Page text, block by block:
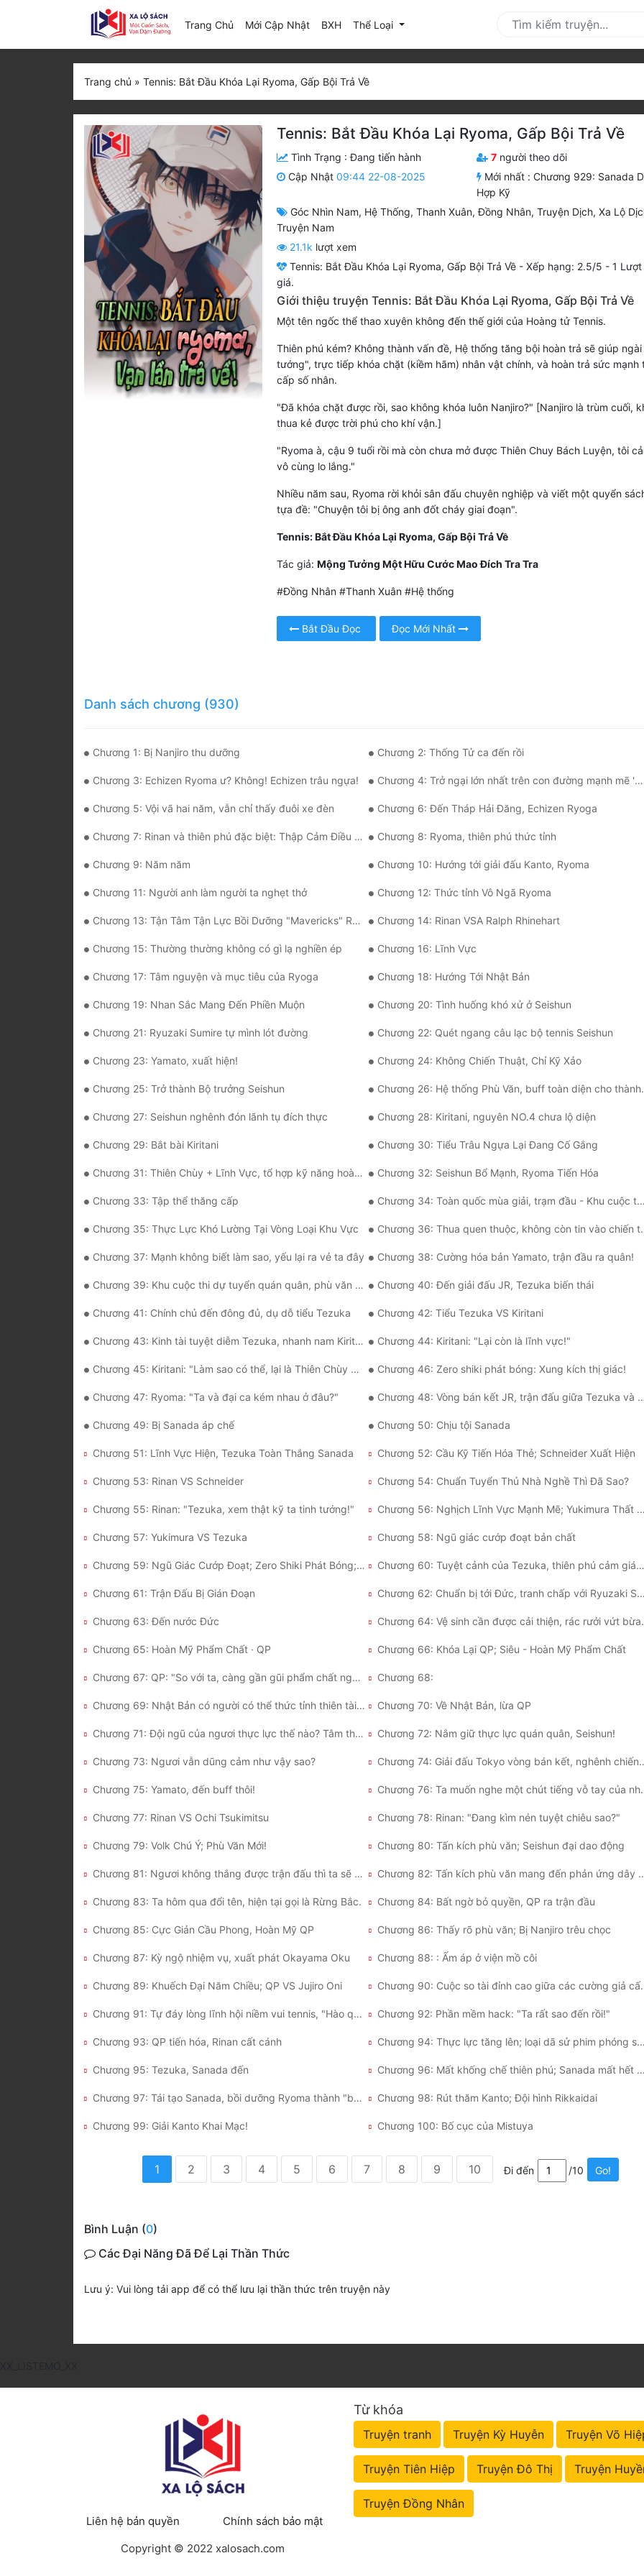
Trang Chủ Mới Cập Nhật(current)
BXH Thể Loại
Trang chủ » Tennis: Bắt Đầu Khóa Lại Ryoma, Gấp Bội Trả Về
Tennis: Bắt Đầu Khóa Lại Ryoma, Gấp Bội Trả Về
Tình Trạng :Đang tiến hành 7 người theo dõi
Cập Nhật 09:44 22-08-2025 Mới nhất :Chương 929: Sanada
Hợp Kỹ
Góc Nhìn Nam, Hệ Thống, Thanh Xuân,Đồng Nhân, Truyện Dịch, Xa Lộ
Truyện Nam
21.1k lượt xem
Tennis: Bắt Đầu Khóa Lại Ryoma, Gấp Bội Trả Về - Xếp hạng: 2.5/5 - 1 Lượt
giá.
Giới thiệu truyện Tennis: Bắt Đầu Khóa Lại Ryoma, Gấp Bội Trả Về
Một tên ngốc thể thao xuyên không đến thế giới của Hoàng tử Tennis.
Thiên phú kém? Không thành vấn đề, Hệ thống tăng bội hoàn trả sẽ giúp
tướng", trực tiếp khóa chặt (kiềm hãm) nhân vật chính, và hoàn trả sức mạnh
cấp số nhân.
"Đã khóa chặt được rồi, sao không khóa luôn Nanjiro?" [Nanjiro là trùm cuối,
thua kẻ được trời phú cho khí vận.]
"Ryoma à, cậu 9 tuổi rồi mà còn chưa mở được Thiên Chuy Bách Luyện, tôi
vô cùng lo lắng."
Nhiều năm sau, Ryoma rời khỏi sân đấu chuyên nghiệp và viết một quyển
tựa đề: "Chuyện tôi bị ông anh đốt cháy giai đoạn".
Tennis: Bắt Đầu Khóa Lại Ryoma, Gấp Bội Trả Về
Tác giả: Mộng Tưởng Một Hữu Cước Mao Đích Tra Tra
#Đồng Nhân #Thanh Xuân #Hệ thống
Bắt Đầu Đọc Đọc Mới Nhất
Danh sách chương (930)
Chương 1: Bị Nanjiro thu dưỡng Chương 2: Thống Tử ca đến rồi
Chương 3: Echizen Ryoma ư? Không! Echizen trâu ngựa! Chương 4: Trở ngại lớn nhất trên con đường mạnh mẽ 'Nanjiro'
Chương 5: Vội vã hai năm, vẫn chỉ thấy đuôi xe đèn Chương 6: Đến Tháp Hải Đăng, Echizen Ryoga
Chương 7: Rinan và thiên phú đặc biệt: Thập Cảm Điều Khiển Chương 8: Ryoma, thiên phú thức tỉnh
Chương 9: Năm năm Chương 10: Hướng tới giải đấu Kanto, Ryoma
Chương 11: Người anh làm người ta nghẹt thở Chương 12: Thức tỉnh Vô Ngã Ryoma
Chương 13: Tận Tâm Tận Lực Bồi Dưỡng "Mavericks" Ryoma Chương 14: Rinan VSA Ralph Rhinehart
Chương 15: Thường thường không có gì lạ nghiền ép Chương 16: Lĩnh Vực
Chương 17: Tâm nguyện và mục tiêu của Ryoga Chương 18: Hướng Tới Nhật Bản
Chương 19: Nhan Sắc Mang Đến Phiền Muộn Chương 20: Tình huống khó xử ở Seishun
Chương 21: Ryuzaki Sumire tự mình lót đường Chương 22: Quét ngang câu lạc bộ tennis Seishun
Chương 23: Yamato, xuất hiện! Chương 24: Không Chiến Thuật, Chỉ Kỹ Xảo
Chương 25: Trở thành Bộ trưởng Seishun Chương 26: Hệ thống Phù Văn, buff toàn diện cho thành viên!
Chương 27: Seishun nghênh đón lãnh tụ đích thực Chương 28: Kiritani, nguyên NO.4 chưa lộ diện
Chương 29: Bắt bài Kiritani Chương 30: Tiểu Trâu Ngựa Lại Đang Cố Gắng
Chương 31: Thiên Chùy + Lĩnh Vực, tổ hợp kỹ năng hoàn mỹ nhất Chương 32: Seishun Bổ Mạnh, Ryoma Tiến Hóa
Chương 33: Tập thể thăng cấp Chương 34: Toàn quốc mùa giải, trạm đầu - Khu cuộc thi dự tuyển
Chương 35: Thực Lực Khó Lường Tại Vòng Loại Khu Vực Chương 36: Thua quen thuộc, không còn tin vào chiến thắng
Chương 37: Mạnh không biết làm sao, yếu lại ra vẻ ta đây Chương 38: Cường hóa bản Yamato, trận đầu ra quân!
Chương 39: Khu cuộc thi dự tuyển quán quân, phù văn phản kích Chương 40: Đến giải đấu JR, Tezuka biến thái
Chương 41: Chính chủ đến đông đủ, dụ dỗ tiểu Tezuka Chương 42: Tiểu Tezuka VS Kiritani
Chương 43: Kinh tài tuyệt diễm Tezuka, nhanh nam Kiritani Chương 44: Kiritani: "Lại còn là lĩnh vực!"
Chương 45: Kiritani: "Làm sao có thể, lại là Thiên Chùy phối hợp với Lĩnh Vực!" Chương 46: Zero shiki phát bóng: Xung kích thị giác!
Chương 47: Ryoma: "Ta và đại ca kém nhau ở đâu?" Chương 48: Vòng bán kết JR, trận đấu giữa Tezuka và Sanada
Chương 49: Bị Sanada áp chế Chương 50: Chịu tội Sanada
Chương 51: Lĩnh Vực Hiện, Tezuka Toàn Thắng Sanada Chương 52: Cầu Kỹ Tiến Hóa Thẻ; Schneider Xuất Hiện
Chương 53: Rinan VS Schneider Chương 54: Chuẩn Tuyển Thủ Nhà Nghề Thì Đã Sao?
Chương 55: Rinan: "Tezuka, xem thật kỹ ta tinh tướng!" Chương 56: Nghịch Lĩnh Vực Mạnh Mẽ; Yukimura Thất Vọng
Chương 57: Yukimura VS Tezuka Chương 58: Ngũ giác cướp đoạt bản chất
Chương 59: Ngũ Giác Cướp Đoạt; Zero Shiki Phát Bóng; Sanada Phẫn Nộ Chương 60: Tuyệt cảnh của Tezuka, thiên phú cảm giác bóng
Chương 61: Trận Đấu Bị Gián Đoạn Chương 62: Chuẩn bị tới Đức, tranh chấp với Ryuzaki Sumire
Chương 63: Đến nước Đức Chương 64:
Chương 65: Hoàn Mỹ Phẩm Chất · QP Chương 66: Khóa Lại QP; Siêu - Hoàn Mỹ Phẩm Chất
Chương 67: QP: "So với ta, càng gần gũi phẩm chất người cuối cùng?" Chương 68:
Chương 69: Nhật Bản có người có thể thức tỉnh thiên tài Aichi Cương Nghị Chương 70: Về Nhật Bản, lừa QP
Chương 71: Đội ngũ của ngươi thực lực thế nào? Tâm thái rất tốt! Chương 72: Nắm giữ thực lực quán quân, Seishun!
Chương 73: Ngươi vẫn dũng cảm như vậy sao? Chương 74: Giải đấu
Chương 75: Yamato, đến buff thôi! Chương 76: Ta
Chương 77: Rinan VS Ochi Tsukimitsu Chương 78: Rinan: "Đang kìm nén tuyệt chiêu sao?"
Chương 79: Volk Chú Ý; Phù Văn Mới! Chương 80: Tấn kích phù văn; Seishun đại dao động
Chương 81: Ngươi không thắng được trận đấu thì ta sẽ thắng! Chương 82: Tấn kích phù văn
Chương 83: Ta hôm qua đổi tên, hiện tại gọi là Rừng Bắc. Chương 84: Bất ngờ bỏ quyền, QP ra trận đầu
Chương 85: Cực Giản Cầu Phong, Hoàn Mỹ QP Chương 86: Thấy rõ phù văn; Bị Nanjiro trêu chọc
Chương 87: Kỳ ngộ nhiệm vụ, xuất phát Okayama Oku Chương 88: : Ấm áp ở viện mồ côi
Chương 89: Khuếch Đại Năm Chiều; QP VS Jujiro Oni Chương 90: Cuộc
Chương 91: Tự đáy lòng lĩnh hội niềm vui tennis, "Hào quang Aichi" Chương 92: Phần mềm hack: "Ta rất sao đến rồi!"
Chương 93: QP tiến hóa, Rinan cất cánh Chương 94: Thực lực tăng lên; loại dã sử phim phóng sự cỡ lớn
Chương 95: Tezuka, Sanada đến Chương 96: Mất khống chế thiên phú; Sanada mất hết ý chí
Chương 97: Tái tạo Sanada, bồi dưỡng Ryoma thành "bảo bảo" kinh nghiệm Chương 98: Rút thăm Kanto; Đội hình Rikkaidai
Chương 99: Giải Kanto Khai Mạc! Chương 100: Bố cục của Mistuya
1 2 3 4 5 6 7 8 9 10 Đi đến /10 Go!
Bình Luận (0)
Các Đại Năng Đã Để Lại Thần Thức
Lưu ý: Vui lòng tải app để có thể lưu lại thần thức trên truyện này
Liên hệ bản quyền
Chính sách bảo mật
Copyright © 2022 xalosach.com
Từ khóa
Truyện tranh Truyện Kỳ Huyễn Truyện Võ
Truyện Tiên Hiệp Truyện Đô Thị Truyện
Truyện Đồng Nhân